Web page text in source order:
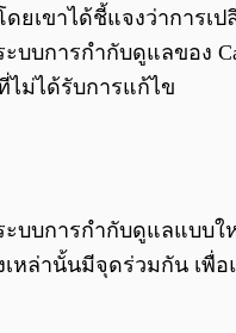
ยเขาได้ชี้แจงว่าการ
บบการกำกับดูแลของ
ไม่ได้รับการแก้ไข
บบการกำกับดูแลแบบ
ล่านั้นมีจุดร่วมกัน เพื่อ